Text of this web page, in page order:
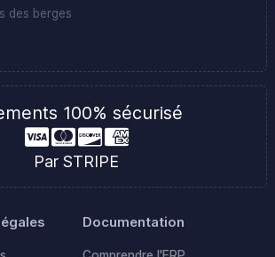
des berges
100% sécurisé
Par STRIPE
Documentation